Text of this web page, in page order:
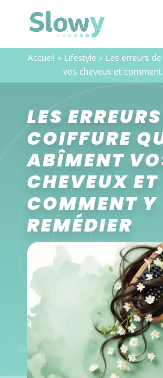
Accueil » Lifestyle » Les erreurs
vos cheveux et
LES
COIFFURE
ABÎMENT
CHEVEUX ET
COMMENT Y
REMÉDIER